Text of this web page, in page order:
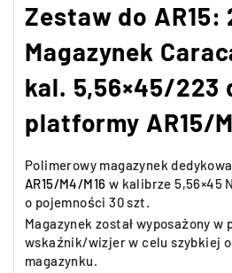
Zestaw do AR15:
Magazynek
kal. 5,56×45/223
platformy AR15/
Polimerowy magazynek
AR15/M4/M16 w kalibrze 5,56×45
o pojemności 30 szt.
Magazynek został wyposażony
wskaźnik/wizjer w celu szybkiej
magazynku.